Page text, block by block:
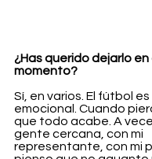
¿Has querido dejarlo en
momento?
Sí, en varios. El fútbol es
emocional. Cuando
que todo acabe. A
gente cercana, con mi
representante, con mi